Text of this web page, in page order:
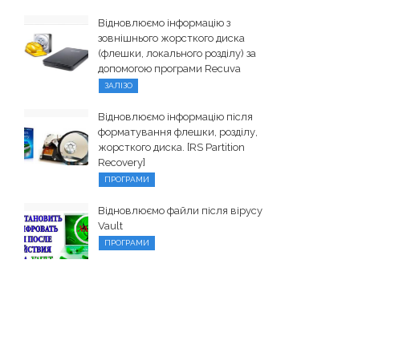
Відновлюємо інформацію з
зовнішнього жорсткого диска
(флешки, локального розділу) за
допомогою програми Recuva
ЗАЛІЗО
Відновлюємо інформацію після
форматування флешки, розділу,
жорсткого диска. [RS Partition
Recovery]
ПРОГРАМИ
Відновлюємо файли після вірусу
Vault
ПРОГРАМИ